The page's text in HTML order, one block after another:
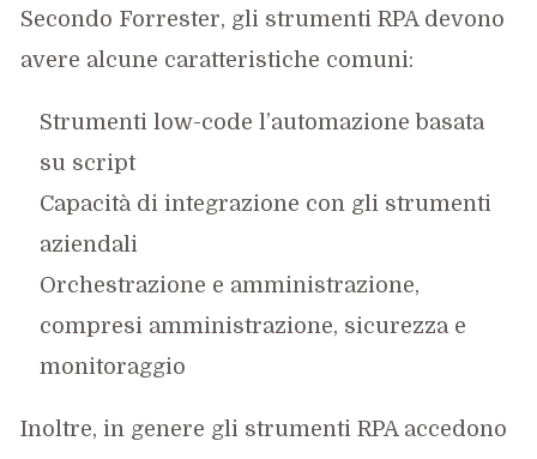
Secondo Forrester, gli strumenti RPA devono
avere alcune caratteristiche comuni:
Strumenti low-code l’automazione basata
su script
Capacità di integrazione con gli strumenti
aziendali
Orchestrazione e amministrazione,
compresi amministrazione, sicurezza e
monitoraggio
Inoltre, in genere gli strumenti RPA accedono